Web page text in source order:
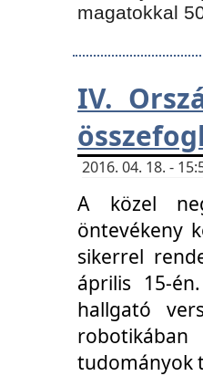
magatokkal
IV.
2016. 04. 18. -
A közel
öntevékeny
sikerrel
április 15-
hallgató
tudományok